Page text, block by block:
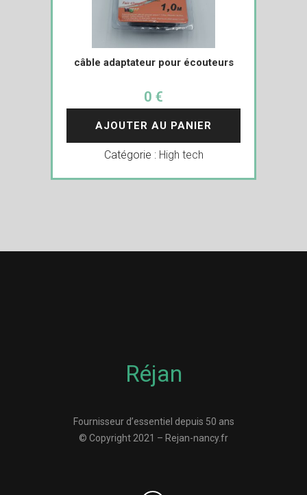
câble adaptateur pour écouteurs
0 €
AJOUTER AU PANIER
Catégorie : High tech
Réjan
Fournisseur d’essentiel depuis 50 ans
© Copyright 2021 – Rejan-nancy.fr